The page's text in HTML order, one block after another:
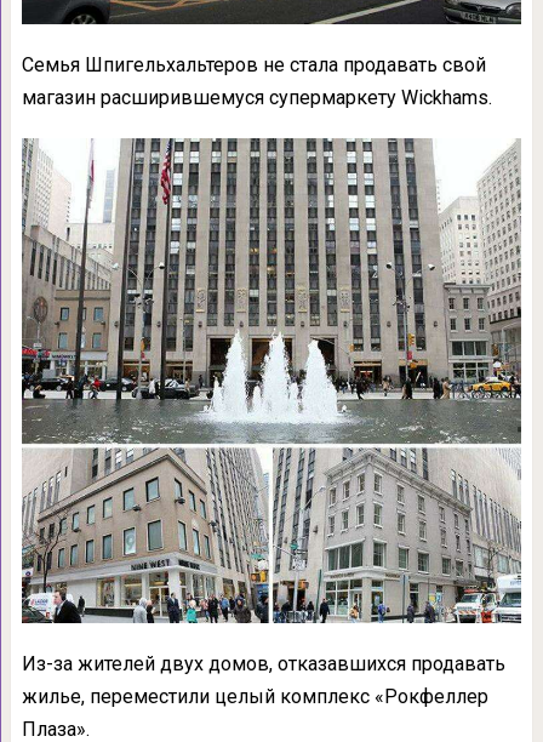
Семья Шпигельхальтеров не стала продавать свой
магазин расширившемуся супермаркету Wickhams.
Из-за жителей двух домов, отказавшихся продавать
жилье, переместили целый комплекс «Рокфеллер
Плаза».